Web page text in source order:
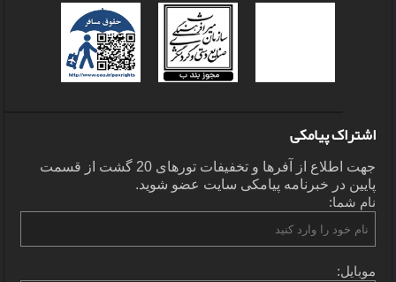
اشتراک پیامکی
جهت اطلاع از آفرها و تخفیفات تورهای 20 گشت از قسمت
پایین در خبرنامه پیامکی سایت عضو شوید.
نام شما:
موبایل: